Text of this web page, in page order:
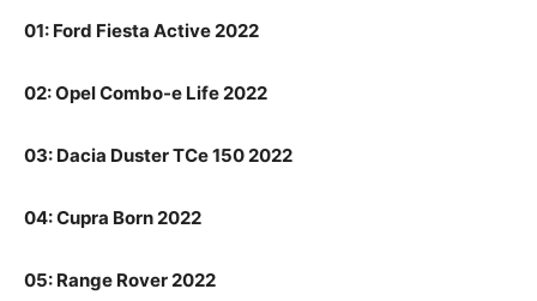
01: Ford Fiesta Active 2022
02: Opel Combo-e Life 2022
03: Dacia Duster TCe 150 2022
04: Cupra Born 2022
05: Range Rover 2022